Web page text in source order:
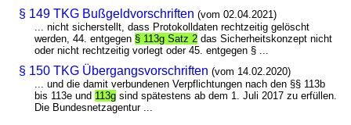
§ 149 TKG Bußgeldvorschriften (vom 02.04.2021)
... nicht sicherstellt, dass Protokolldaten rechtzeitig gelöscht
werden, 44. entgegen § 113g Satz 2 das Sicherheitskonzept nicht
oder nicht rechtzeitig vorlegt oder 45. entgegen § ...
§ 150 TKG Übergangsvorschriften (vom 14.02.2020)
... und die damit verbundenen Verpflichtungen nach den §§ 113b
bis 113e und 113g sind spätestens ab dem 1. Juli 2017 zu erfüllen.
Die Bundesnetzagentur ...